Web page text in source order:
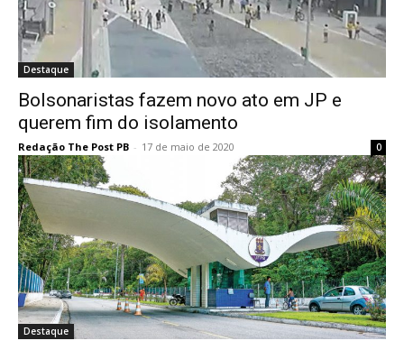
Destaque
Bolsonaristas fazem novo ato em JP e
querem fim do isolamento
Redação The Post PB - 17 de maio de 2020 0
Destaque